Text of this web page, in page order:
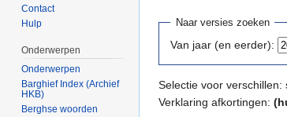
Naar versies zoeken
Van jaar (en eerder):
Selectie voor verschillen:
Verklaring afkortingen:
Contact
Hulp
Onderwerpen
Onderwerpen
Barghief Index (Archief
HKB)
Berghse woorden